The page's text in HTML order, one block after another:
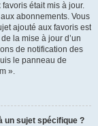
était mis à jour.
abonnements. Vous
ajouté aux favoris est
la mise à jour d’un
de notification des
le panneau de
».
un sujet spécifique ?